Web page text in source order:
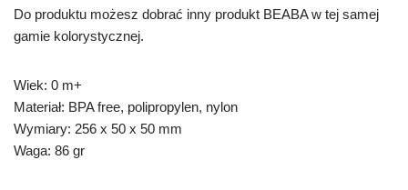
Do produktu możesz dobrać inny produkt BEABA w tej samej
gamie kolorystycznej.
Wiek: 0 m+
Materiał: BPA free, polipropylen, nylon
Wymiary: 256 x 50 x 50 mm
Waga: 86 gr